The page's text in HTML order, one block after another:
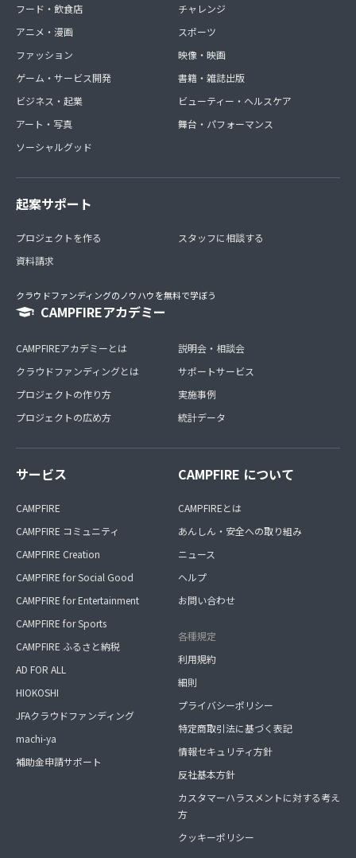
フード・飲食店
アニメ・漫画
ファッション
ゲーム・サービス開発
ビジネス・起業
アート・写真
ソーシャルグッド
チャレンジ
スポーツ
映像・映画
書籍・雑誌出版
ビューティー・ヘルスケア
舞台・パフォーマンス
起案サポート
プロジェクトを作る
資料請求
スタッフに相談する
クラウドファンディングのノウハウを無料で学ぼう
CAMPFIREアカデミー
CAMPFIREアカデミーとは
クラウドファンディングとは
プロジェクトの作り方
プロジェクトの広め方
説明会・相談会
サポートサービス
実施事例
統計データ
サービス
CAMPFIRE
CAMPFIRE コミュニティ
CAMPFIRE Creation
CAMPFIRE for Social Good
CAMPFIRE for Entertainment
CAMPFIRE for Sports
CAMPFIRE ふるさと納税
AD FOR ALL
HIOKOSHI
JFAクラウドファンディング
machi-ya
補助金申請サポート
CAMPFIRE について
CAMPFIREとは
あんしん・安全への取り組み
ニュース
ヘルプ
お問い合わせ
各種規定
利用規約
細則
プライバシーポリシー
特定商取引法に基づく表記
情報セキュリティ方針
反社基本方針
カスタマーハラスメントに対する考え
方
クッキーポリシー